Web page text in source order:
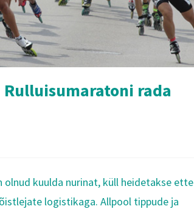
rada
olnud kuulda nurinat, küll heidetakse ette
logistikaga. Allpool tippude ja